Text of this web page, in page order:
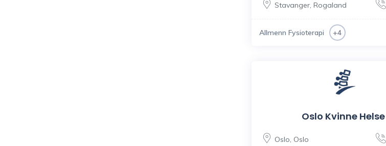
Stavanger, Rogaland
Allmenn Fysioterapi +4
Oslo Kvinne Helse
Oslo, Oslo